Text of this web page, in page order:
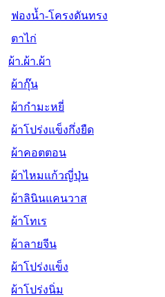
ฟองน้ำ-โครงดันทรง
ตาไก่
ผ้า.ผ้า.ผ้า
ผ้ากุ๊น
ผ้ากำมะหยี่
ผ้าโปร่งแข็งกึ่งยืด
ผ้าคอตตอน
ผ้าไหมแก้วญี่ปุ่น
ผ้าลินินแคนวาส
ผ้าโทเร
ผ้าลายจีน
ผ้าโปร่งแข็ง
ผ้าโปร่งนิ่ม